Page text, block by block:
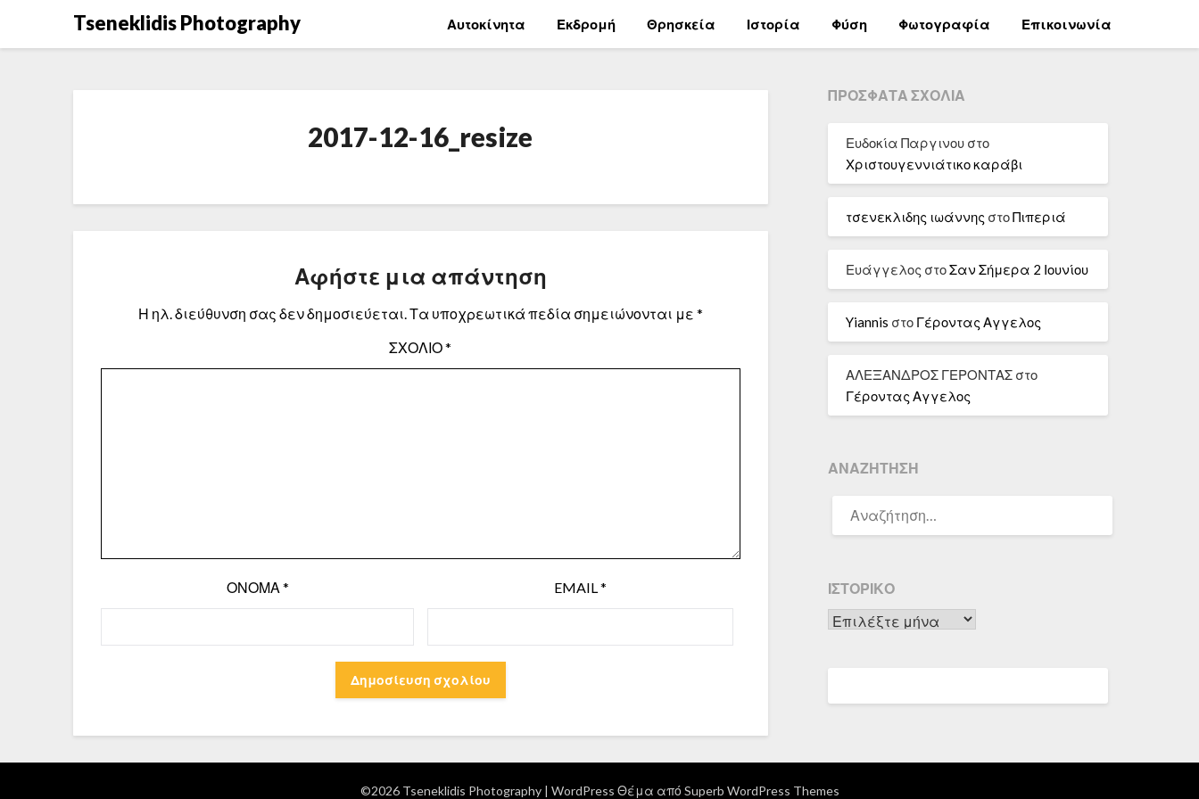
Tseneklidis Photography Αυτοκίνητα Εκδρομή Θρησκεία Ιστορία Φύση Φωτογραφία Επικοινωνία
2017-12-16_resize
Αφήστε μια απάντηση
Η ηλ. διεύθυνση σας δεν δημοσιεύεται.Τα υποχρεωτικά πεδία σημειώνονται με *
ΣΧΌΛΙΟ*
ΌΝΟΜΑ * EMAIL*
ΠΡΌΣΦΑΤΑ ΣΧΌΛΙΑ
Ευδοκία Παργινουστο
Χριστουγεννιάτικο καράβι
τσενεκλιδης ιωάννης στοΠιπεριά
Ευάγγελος στοΣαν Σήμερα 2 Ιουνίου
Yiannis στο Γέροντας Αγγελος
ΑΛΕΞΑΝΔΡΟΣ ΓΕΡΟΝΤΑΣστο
Γέροντας Αγγελος
ΑΝΑΖΉΤΗΣΗ
ΓΙΑ:
ΙΣΤΟΡΙΚΌ
Ιστορικό
©2026 Tseneklidis Photography | WordPress Θέμα από Superb WordPress Themes